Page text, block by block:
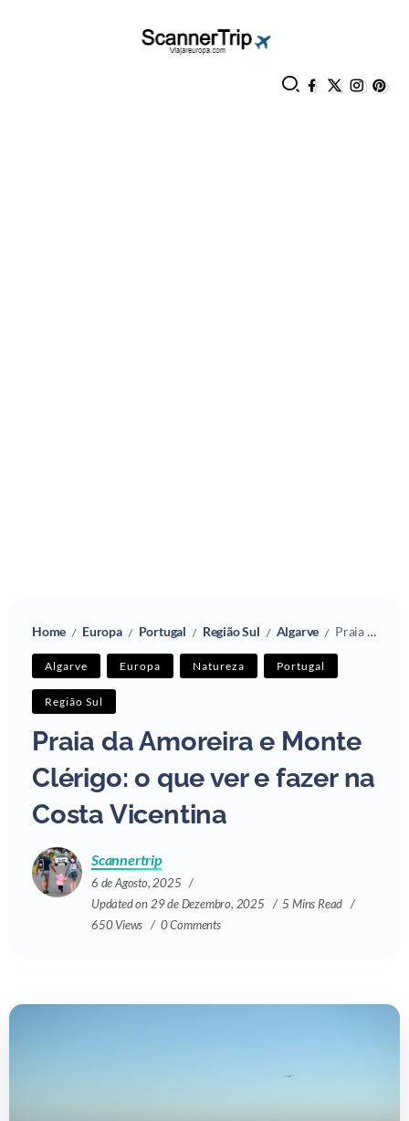
Home / Europa / Portugal / Região Sul / Algarve / Praia da Amoreira e Monte Clérigo: o que ver e fazer na Costa Vicentina
Algarve Europa Natureza Portugal
Região Sul
Praia da Amoreira e Monte
Clérigo: o que ver e fazer na
Costa Vicentina
Scannertrip
6 de Agosto, 2025
Updated on 29 de Dezembro, 2025
5 Mins Read
650 Views
0 Comments